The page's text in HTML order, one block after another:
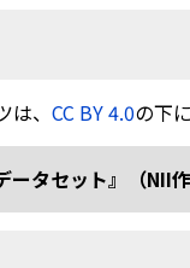
、 CC BY 4.0の下
ータセット』（NII